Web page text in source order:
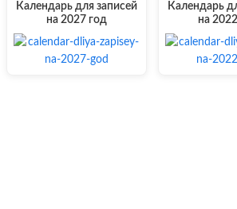
Календарь для записей
на 2027 год
Календарь
на